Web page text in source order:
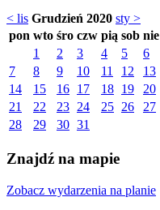
< lis Grudzień 2020 sty >
pon wto śro czw pią sob nie
1
2 3 4 5
6
7
8 9 10 11 12
13
14
15 16 17 18 19
20
21
22 23 24 25 26
27
28
29 30 31
Znajdź na mapie
Zobacz wydarzenia na planie